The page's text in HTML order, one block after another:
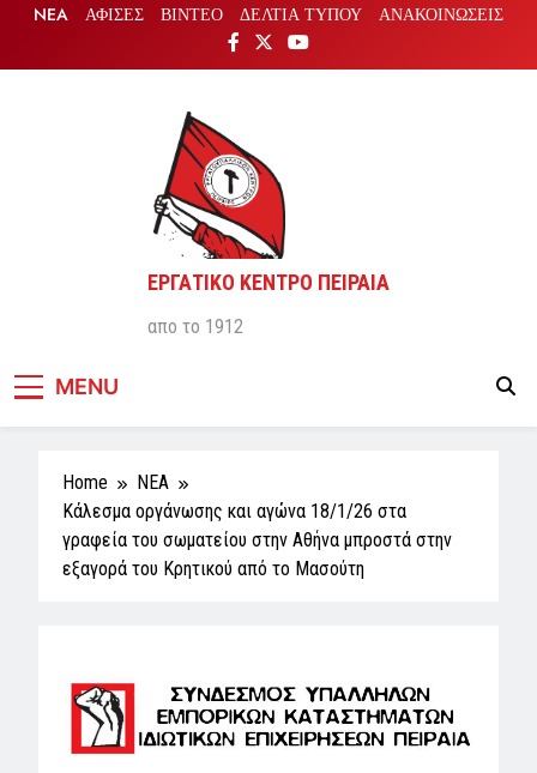
content
NEA ΑΦΙΣΕΣ ΒΙΝΤΕΟ ΔΕΛΤΙΑ ΤΥΠΟΥ ΑΝΑΚΟΙΝΩΣΕΙΣ
ΕΡΓΑΤΙΚΟ ΚΕΝΤΡΟ ΠΕΙΡΑΙΑ
απο το 1912
MENU
Home
NEA
Κάλεσμα οργάνωσης και αγώνα 18/1/26 στα
γραφεία του σωματείου στην Αθήνα μπροστά στην
εξαγορά του Κρητικού από το Μασούτη